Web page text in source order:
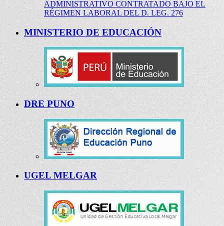
ADMINISTRATIVO CONTRATADO BAJO EL
RÉGIMEN LABORAL DEL D. LEG. 276
MINISTERIO DE EDUCACIÓN
DRE PUNO
UGEL MELGAR